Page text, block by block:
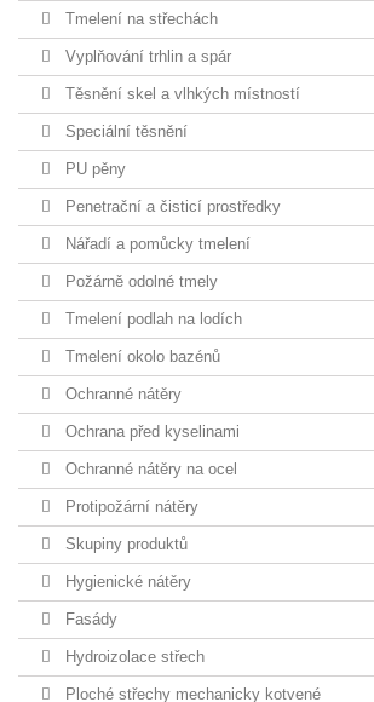
Tmelení na střechách
Vyplňování trhlin a spár
Těsnění skel a vlhkých místností
Speciální těsnění
PU pěny
Penetrační a čisticí prostředky
Nářadí a pomůcky tmelení
Požárně odolné tmely
Tmelení podlah na lodích
Tmelení okolo bazénů
Ochranné nátěry
Ochrana před kyselinami
Ochranné nátěry na ocel
Protipožární nátěry
Skupiny produktů
Hygienické nátěry
Fasády
Hydroizolace střech
Ploché střechy mechanicky kotvené